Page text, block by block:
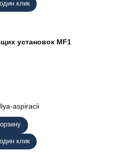
клик
установок MF1
клик